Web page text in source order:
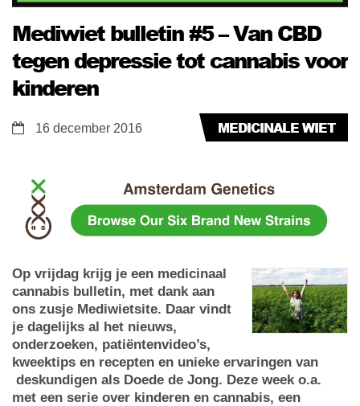
Mediwiet bulletin #5 – Van CBD
tegen depressie tot cannabis voor
kinderen
MEDICINALE WIET
16 december 2016
Op vrijdag krijg je een medicinaal
cannabis bulletin, met dank aan
ons zusje Mediwietsite. Daar vindt
je dagelijks al het nieuws,
onderzoeken, patiëntenvideo’s,
kweektips en recepten en unieke ervaringen van
deskundigen als Doede de Jong. Deze week o.a.
met een serie over kinderen en cannabis, een